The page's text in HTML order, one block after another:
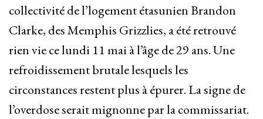
collectivité de l’logement étasunien Brandon
Clarke, des Memphis Grizzlies, a été retrouvé
rien vie ce lundi 11 mai à l’âge de 29 ans. Une
refroidissement brutale lesquels les
circonstances restent plus à épurer. La signe de
l’overdose serait mignonne par la commissariat.